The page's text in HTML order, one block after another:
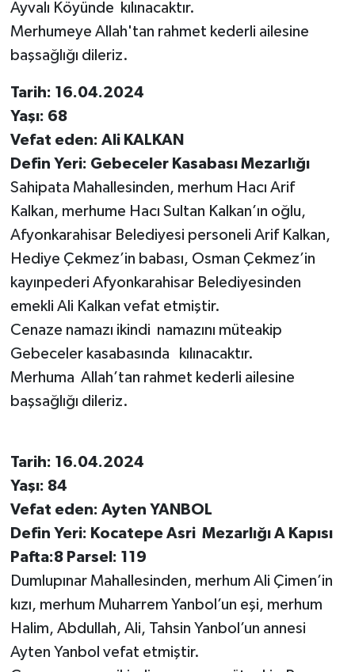
Ayvalı Köyünde kılınacaktır.
Merhumeye Allah'tan rahmet kederli ailesine
başsağlığı dileriz.
Tarih: 16.04.2024
Yaşı: 68
Vefat eden: Ali KALKAN
Defin Yeri: Gebeceler Kasabası Mezarlığı
Sahipata Mahallesinden, merhum Hacı Arif
Kalkan, merhume Hacı Sultan Kalkan’ın oğlu,
Afyonkarahisar Belediyesi personeli Arif Kalkan,
Hediye Çekmez’in babası, Osman Çekmez’in
kayınpederi Afyonkarahisar Belediyesinden
emekli Ali Kalkan vefat etmiştir.
Cenaze namazı ikindi namazını müteakip
Gebeceler kasabasında kılınacaktır.
Merhuma Allah’tan rahmet kederli ailesine
başsağlığı dileriz.
Tarih: 16.04.2024
Yaşı: 84
Vefat eden: Ayten YANBOL
Defin Yeri: Kocatepe Asri Mezarlığı A Kapısı
Pafta:8 Parsel: 119
Dumlupınar Mahallesinden, merhum Ali Çimen’in
kızı, merhum Muharrem Yanbol’un eşi, merhum
Halim, Abdullah, Ali, Tahsin Yanbol’un annesi
Ayten Yanbol vefat etmiştir.